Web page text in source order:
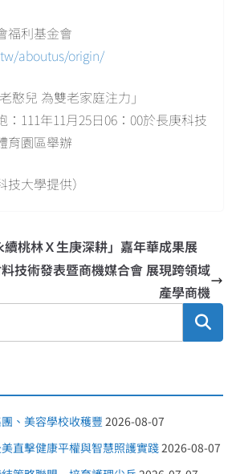
福利基金會
aboutus/origin/
憨兒 為雙老家庭注力」
：111年11月25日06：00於長庚科技
育園區舉辦
技大學提供）
桃林Ｘ生庚深耕」嘉年華成果展
技術發表暨商機媒合會 展現跨領域
產學商機
、美容學校收穫豐 2026-08-07
直擊健康平權與智慧照護實踐2026-08-07